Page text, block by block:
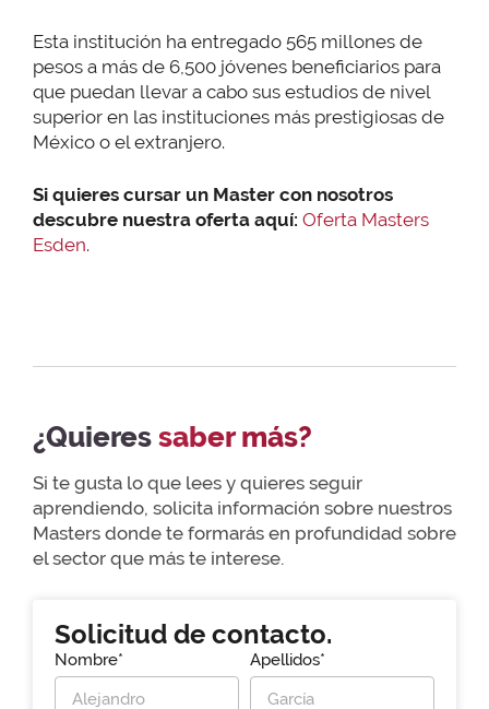
Esta institución ha entregado 565 millones de
pesos a más de 6,500 jóvenes beneficiarios para
que puedan llevar a cabo sus estudios de nivel
superior en las instituciones más prestigiosas de
México o el extranjero.
Si quieres cursar un Master con nosotros
descubre nuestra oferta aquí: Oferta Masters
Esden.
¿Quieressaber más?
Si te gusta lo que lees y quieres seguir
aprendiendo, solicita información sobre nuestros
Masters donde te formarás en profundidad sobre
el sector que más te interese.
Solicitud de contacto.
Nombre* Apellidos*